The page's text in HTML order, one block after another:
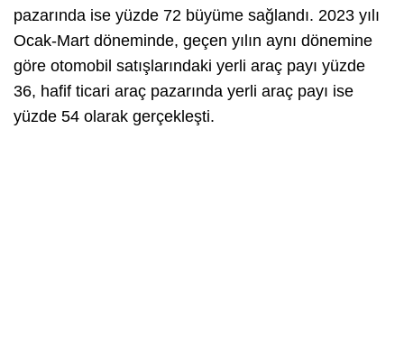
pazarında ise yüzde 72 büyüme sağlandı. 2023 yılı
Ocak-Mart döneminde, geçen yılın aynı dönemine
göre otomobil satışlarındaki yerli araç payı yüzde
36, hafif ticari araç pazarında yerli araç payı ise
yüzde 54 olarak gerçekleşti.